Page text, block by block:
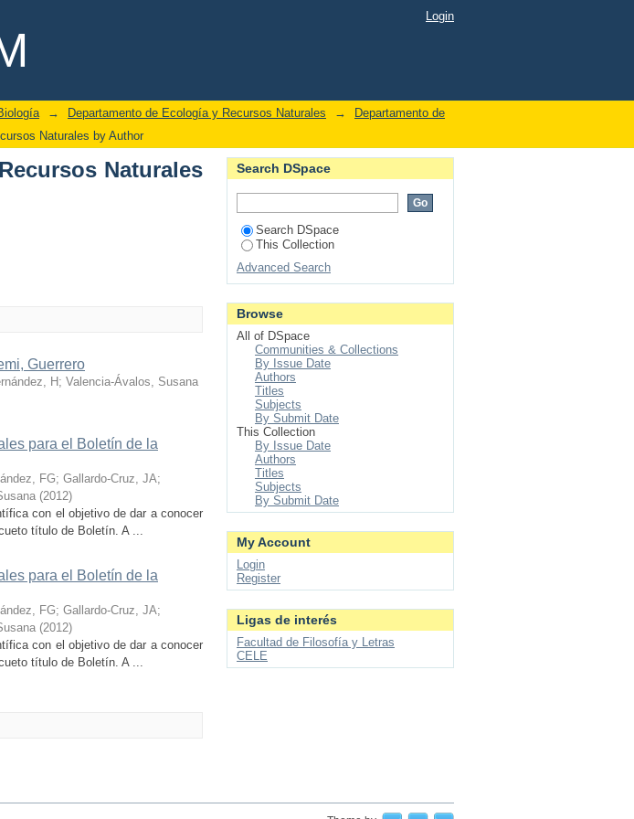
Naturales by Author "Valencia-
Login
→ Departamento de Ecología y Recursos Naturales →
Departamento de
Naturales by Author
Naturales
Guerrero
H ; Valencia-Ávalos, Susana
para el Boletín de la
FG; Gallardo-Cruz, JA;
(2012)
con el objetivo de dar a conocer
título de Boletín. A ...
para el Boletín de la
FG; Gallardo-Cruz, JA;
(2012)
con el objetivo de dar a conocer
título de Boletín. A ...
Search DSpace
Search DSpace
This Collection
Advanced Search
Browse
All of DSpace
Communities & Collections
By Issue Date
Authors
Titles
Subjects
By Submit Date
This Collection
By Issue Date
Authors
Titles
Subjects
By Submit Date
My Account
Login
Register
Ligas de interés
Facultad de Filosofía y Letras
CELE